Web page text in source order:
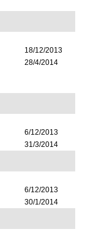
18/12/2013
28/4/2014
6/12/2013
31/3/2014
6/12/2013
30/1/2014